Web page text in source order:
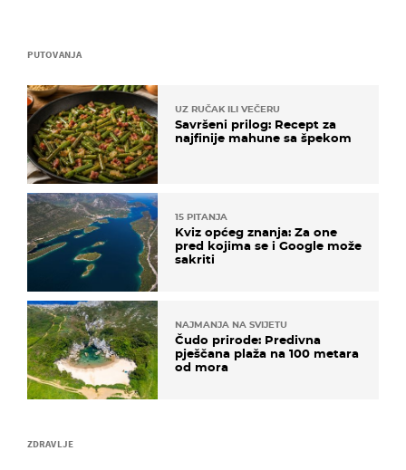
ZDRAVLJE
PUTOVANJA
UZ RUČAK ILI VEČERU
Savršeni prilog: Recept za
najfinije mahune sa špekom
15 PITANJA
Kviz općeg znanja: Za one
pred kojima se i Google može
sakriti
NAJMANJA NA SVIJETU
Čudo prirode: Predivna
pješčana plaža na 100 metara
od mora